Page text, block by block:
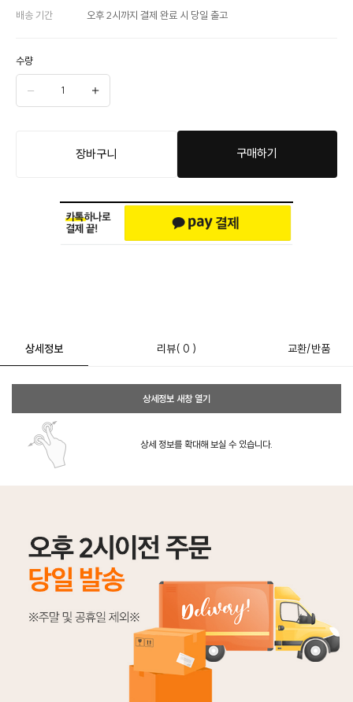
배송 기간 오후 2시까지 결제 완료 시 당일 출고
수량
장바구니 구매하기
상세정보 리뷰( 0 ) 교환/반품
상세정보 새창 열기
상세 정보를 확대해 보실 수 있습니다.